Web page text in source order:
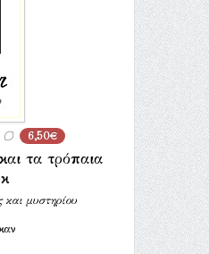
6,50€
τα τρόπαια
και μυστηρίου